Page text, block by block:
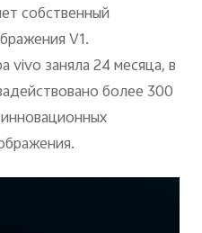
собственный
V1.
vivo заняла 24 месяца, в
более 300